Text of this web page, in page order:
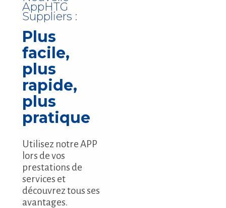
AppHTG
Suppliers :
Plus
facile,
plus
rapide,
plus
pratique
Utilisez notre APP
lors de vos
prestations de
services et
découvrez tous ses
avantages.